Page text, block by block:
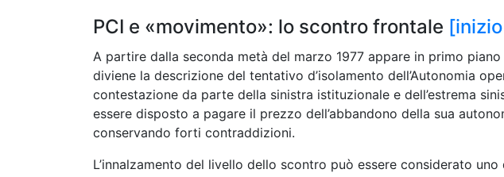
PCI e «movimento»: lo scontro frontale
A partire dalla seconda metà del marzo 1977 appare in primo
diviene la descrizione del tentativo d’isolamento dell’Autonomia
contestazione da parte della sinistra istituzionale e dell’estrema
essere disposto a pagare il prezzo dell’abbandono della sua
conservando forti contraddizioni.
L’innalzamento del livello dello scontro può essere considerato